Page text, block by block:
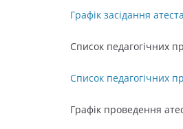
Графік засідання
Список педагогічних
Список педагогічних
Графік проведення